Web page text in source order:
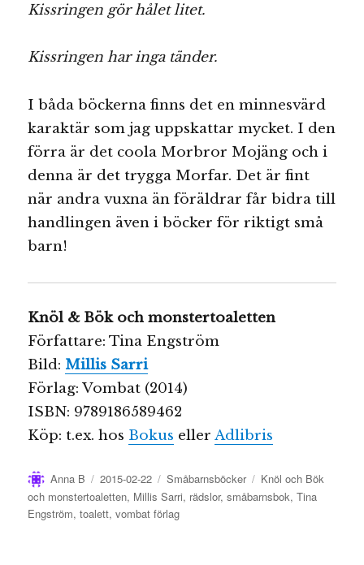
Kissringen gör hålet litet.
Kissringen har inga tänder.
I båda böckerna finns det en minnesvärd
karaktär som jag uppskattar mycket. I den
förra är det coola Morbror Mojäng och i
denna är det trygga Morfar. Det är fint
när andra vuxna än föräldrar får bidra till
handlingen även i böcker för riktigt små
barn!
Knöl & Bök och monstertoaletten
Författare: Tina Engström
Bild: Millis Sarri
Förlag: Vombat (2014)
ISBN: 9789186589462
Köp: t.ex. hos Bokus ellerAdlibris
Författare
Anna B
Publicerat
den
2015-02-22 Kategorier
Småbarnsböcker Etiketter
Knöl och Bök
och monstertoaletten, Millis Sarri, rädslor,småbarnsbok,Tina
Engström,toalett,vombat förlag